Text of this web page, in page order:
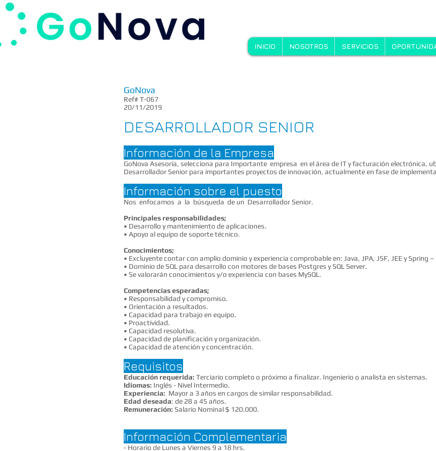
INICIO NOSOTROS SERVICIOS
GoNova
Ref# T-067
20/11/2019
DESARROLLADOR SENIOR
Información de la Empresa
GoNova Asesoría, selecciona para Importante empresa en el área de IT y facturación electrónica,
Desarrollador Senior para importantes proyectos de innovación, actualmente en fase de
Información sobre el puesto
Nos enfocamos a la búsqueda de un Desarrollador Senior.
Principales responsabilidades;
• Desarrollo y mantenimiento de aplicaciones.
• Apoyo al equipo de soporte técnico.
Conocimientos;
• Excluyente contar con amplio dominio y experiencia comprobable en: Java, JPA, JSF, JEE y Spring
• Dominio de SQL para desarrollo con motores de bases Postgres y SQL Server.
• Se valorarán conocimientos y/o experiencia con bases MySQL.
Competencias esperadas;
• Responsabilidad y compromiso.
• Orientación a resultados.
• Capacidad para trabajo en equipo.
• Proactividad.
• Capacidad resolutiva.
• Capacidad de planificación y organización.
• Capacidad de atención y concentración.
Requisitos
Educación requerida: Terciario completo o próximo a finalizar. Ingenierio o analista en sistemas.
Idiomas: Inglés - Nivel Intermedio.
Experiencia: Mayor a 3 años en cargos de similar responsabilidad.
Edad deseada: de 28 a 45 años.
Remuneración: Salario Nominal $ 120.000.
Información Complementaria
- Horario de Lunes a Viernes 9 a 18 hrs.